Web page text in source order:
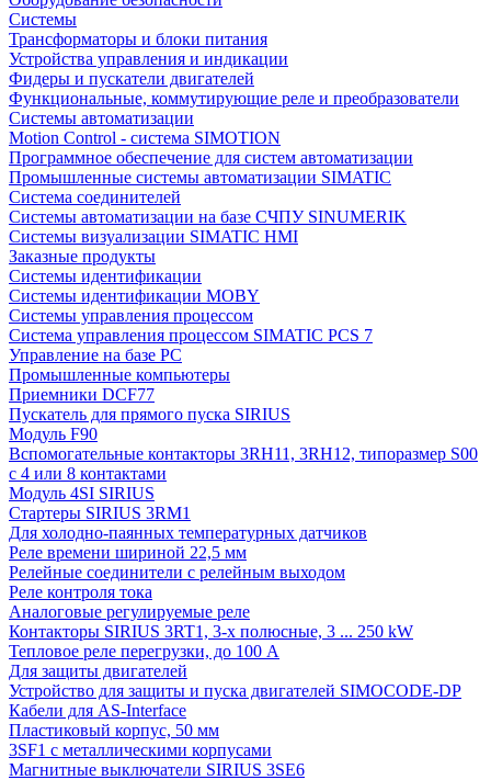
Системы
Трансформаторы и блоки питания
Устройства управления и индикации
Фидеры и пускатели двигателей
Функциональные, коммутирующие реле и преобразователи
Системы автоматизации
Motion Control - система SIMOTION
Программное обеспечение для систем автоматизации
Промышленные системы автоматизации SIMATIC
Система соединителей
Системы автоматизации на базе СЧПУ SINUMERIK
Системы визуализации SIMATIC HMI
Заказные продукты
Системы идентификации
Системы идентификации MOBY
Системы управления процессом
Система управления процессом SIMATIC PCS 7
Управление на базе РС
Промышленные компьютеры
Приемники DCF77
Пускатель для прямого пуска SIRIUS
Модуль F90
Вспомогательные контакторы 3RH11, 3RH12, типоразмер S00
с 4 или 8 контактами
Модуль 4SI SIRIUS
Стартеры SIRIUS 3RM1
Для холодно-паянных температурных датчиков
Реле времени шириной 22,5 мм
Релейные соединители с релейным выходом
Реле контроля тока
Аналоговые регулируемые реле
Контакторы SIRIUS 3RT1, 3-х полюсные, 3 ... 250 kW
Тепловое реле перегрузки, до 100 A
Для защиты двигателей
Устройство для защиты и пуска двигателей SIMOCODE-DP
Кабели для AS-Interface
Пластиковый корпус, 50 мм
3SF1 с металлическими корпусами
Магнитные выключатели SIRIUS 3SE6